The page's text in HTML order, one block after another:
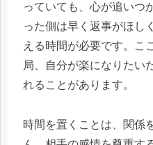
っていても、心が追いつ
った側は早く返事がほし
える時間が必要です。こ
局、自分が楽になりたい
れることがあります。
時間を置くことは、関係